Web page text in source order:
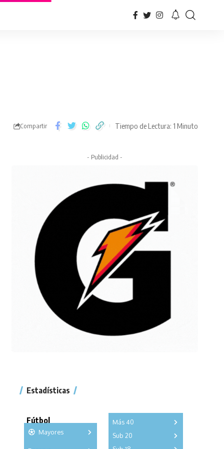
Compartir Tiempo de Lectura: 1 Minuto
- Publicidad -
Estadísticas
Fútbol
Mayores
Más 40
Sub 20